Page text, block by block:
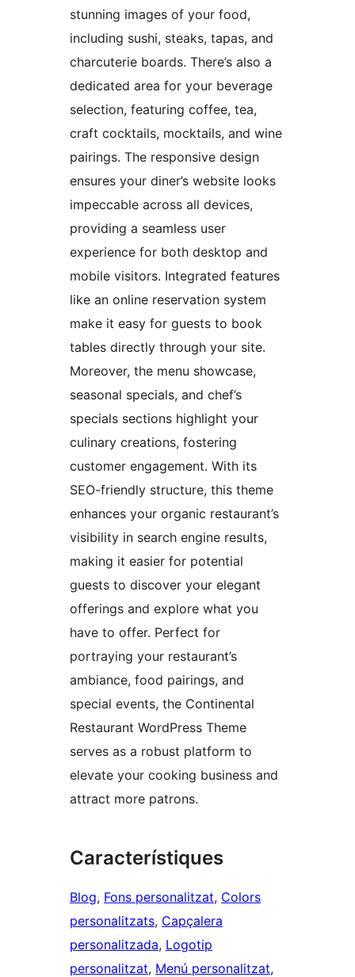
stunning images of your food,
including sushi, steaks, tapas, and
charcuterie boards. There’s also a
dedicated area for your beverage
selection, featuring coffee, tea,
craft cocktails, mocktails, and wine
pairings. The responsive design
ensures your diner’s website looks
impeccable across all devices,
providing a seamless user
experience for both desktop and
mobile visitors. Integrated features
like an online reservation system
make it easy for guests to book
tables directly through your site.
Moreover, the menu showcase,
seasonal specials, and chef’s
specials sections highlight your
culinary creations, fostering
customer engagement. With its
SEO-friendly structure, this theme
enhances your organic restaurant’s
visibility in search engine results,
making it easier for potential
guests to discover your elegant
offerings and explore what you
have to offer. Perfect for
portraying your restaurant’s
ambiance, food pairings, and
special events, the Continental
Restaurant WordPress Theme
serves as a robust platform to
elevate your cooking business and
attract more patrons.
Característiques
Blog, Fons personalitzat, Colors
personalitzats, Capçalera
personalitzada, Logotip
personalitzat, Menú personalitzat